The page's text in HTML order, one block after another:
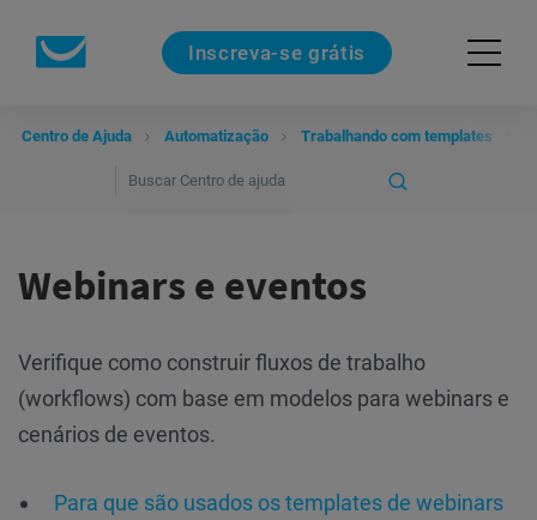
Inscreva-se grátis
Centro de Ajuda Automatização Trabalhando com templates
Webinars e eventos
Verifique como construir fluxos de trabalho
(workflows) com base em modelos para webinars e
cenários de eventos.
Para que são usados os templates de webinars